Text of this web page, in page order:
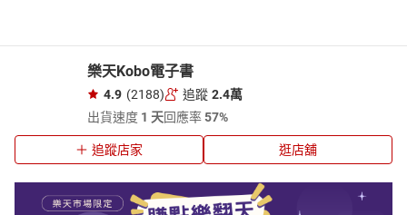
樂天Kobo電子書
4.9 (2188) 追蹤 2.4萬
出貨速度 1 天回應率57%
追蹤店家 逛店舖